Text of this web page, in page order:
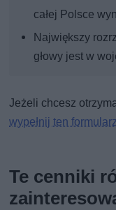
całej Polsce
Największy
głowy jest w
Jeżeli chcesz
wypełnij ten formularz
Te cenniki